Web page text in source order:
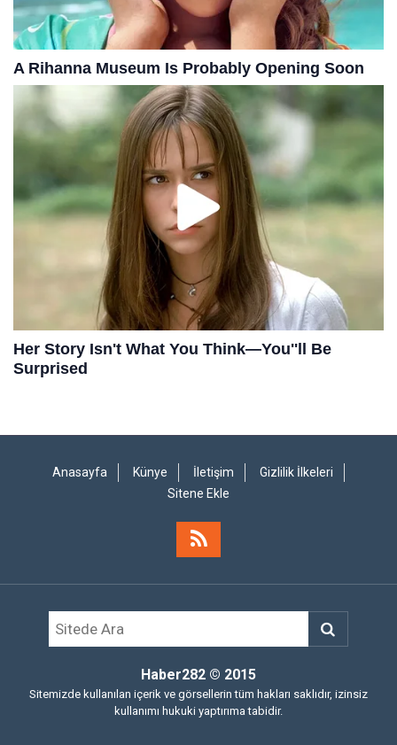
Anasayfa Künye İletişim
Gizlilik İlkeleri
Sitene Ekle
Haber282 © 2015
Sitemizde kullanılan içerik ve görsellerin tüm hakları saklıdır, izinsiz
kullanımı hukuki yaptırıma tabidir.